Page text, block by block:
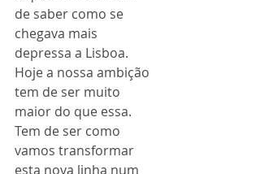
de saber como se
chegava mais
depressa a Lisboa.
Hoje a nossa ambição
tem de ser muito
maior do que essa.
Tem de ser como
vamos transformar
esta nova linha num